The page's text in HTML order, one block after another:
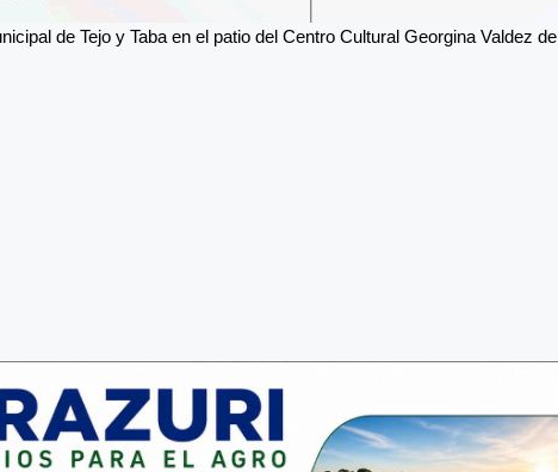
de Tejo y Taba en el patio del Centro Cultural Georgina Valdez de